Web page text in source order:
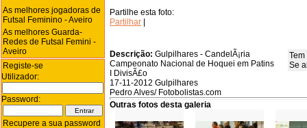
Partilhe esta foto:
Partilhar
Descrição: Gulpilhares - CandelÃ¡ria
Campeonato Nacional de Hoquei em Patins
I DivisÃ£o
17-11-2012 Gulpilhares
Pedro Alves/ Fotobolistas.com
Se
Outras fotos desta galeria
As melhores jogadoras de
Futsal Feminino - Aveiro
As melhores Guarda-
Redes de Futsal Femini -
Aveiro
Registe-se
Utilizador:
Password:
Recupere a sua password